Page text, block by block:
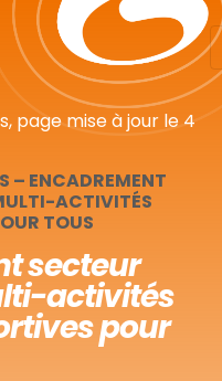
page mise à jour le4
– ENCADREMENT
ACTIVITÉS
TOUS
secteur
activités
pour